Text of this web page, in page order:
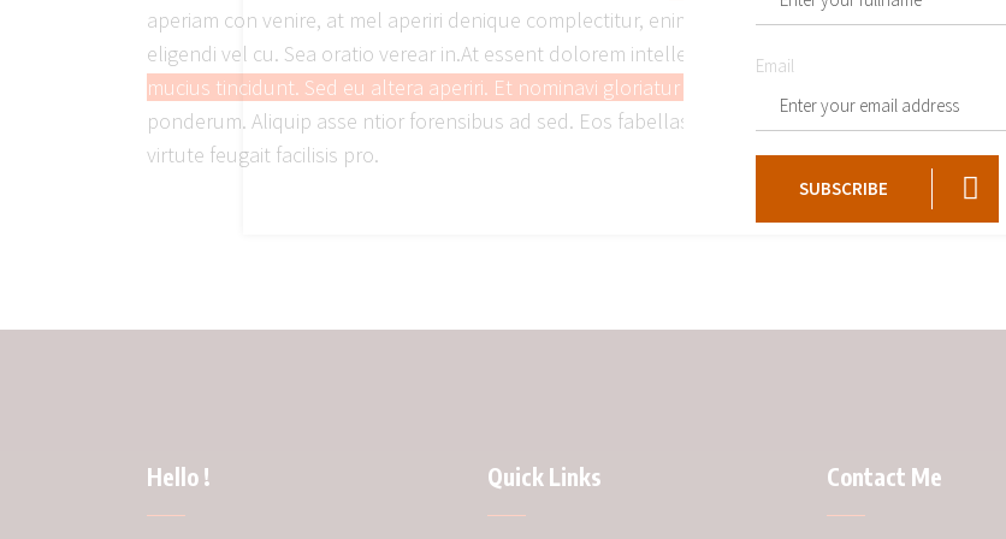
Email
SUBSCRIBE
aperiam con venire, at mel aperiri denique complectitur, enim rebum intellegam his ex. Eu
eligendi vel cu. Sea oratio verear in.At essent dolorem intellegam nam, dico deseruisse an sed,
mucius tincidunt. Sed eu altera aperiri. Et nominavi gloriatur percipitur est.
An unum exerci
ponderum. Aliquip asse ntior forensibus ad sed. Eos fabellas sensibus constituam an,
virtute feugait facilisis pro.
Hello ! Quick Links Contact Me